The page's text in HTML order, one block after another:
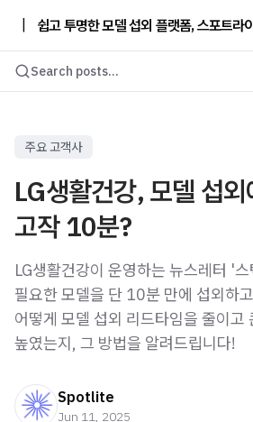
쉽고 투명한 모델 섭외 플랫폼, 스포트라
Search posts...
주요 고객사
LG생활건강, 모델 섭
고작 10분?
LG생활건강이 운영하는 뉴스레터 '
필요한 모델을 단 10분 만에 섭외하
어떻게 모델 섭외 리드타임을 줄이고
높였는지, 그 방법을 알려드립니다!
Spotlite
Jun 11, 2025